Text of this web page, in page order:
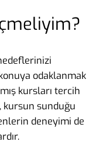
odaklanmak
kursları tercih
kursun sunduğu
deneyimi de